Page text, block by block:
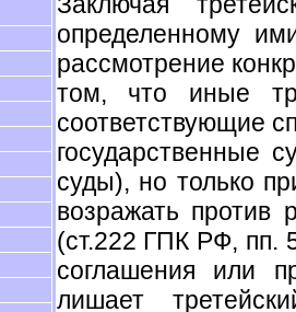
определенному
рассмотрение
том, что иные
соответствующие
государственные
суды), но только
возражать против
(ст.222 ГПК РФ, пп.
соглашения или
лишает